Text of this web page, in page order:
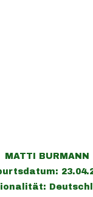
MATTI BURMANN